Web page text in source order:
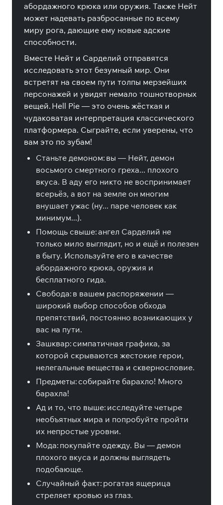
абордажного крюка или оружия. Также Нейт
может надевать разбросанные по всему
миру рога, дающие ему новые адские
способности.
Вместе Нейт и Сарделий отправятся
исследовать этот безумный мир. Они
встретят на своем пути толпы мерзейших
персонажей и увидят немало тошнотворных
вещей. Hell Pie — это очень жёсткая и
чудаковатая интерпретация классического
платформера. Сыграйте, если уверены, что
вам это по зубам!
Станьте демоном: вы — Нейт, демон
восьмого смертного греха... плохого
вкуса. В аду его никто не воспринимает
всерьёз, а вот на земле он многим
внушает ужас (ну... паре человек как
минимум...).
Помощь свыше: ангел Сарделий не
только мило выглядит, но и ещё и полезен
в быту. Используйте его в качестве
абордажного крюка, оружия и
бесплатного гида.
Свобода: в вашем распоряжении —
широкий выбор способов обхода
препятствий, постоянно возникающих у
вас на пути.
Зашквар: симпатичная графика, за
которой скрываются жестокие герои,
нелегальные вещества и сквернословие.
Предметы: собирайте барахло! Много
барахла!
Ад и то, что выше: исследуйте четыре
необъятных мира и попробуйте пройти
их непростые уровни.
Мода: покупайте одежду. Вы — демон
плохого вкуса и должны выглядеть
подобающе.
Случайный факт: рогатая ящерица
стреляет кровью из глаз.